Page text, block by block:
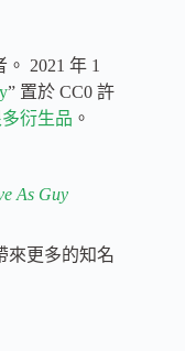
2021 年 1
” 置於 CC0 許
衍生品 。
As Guy
來更多的知名